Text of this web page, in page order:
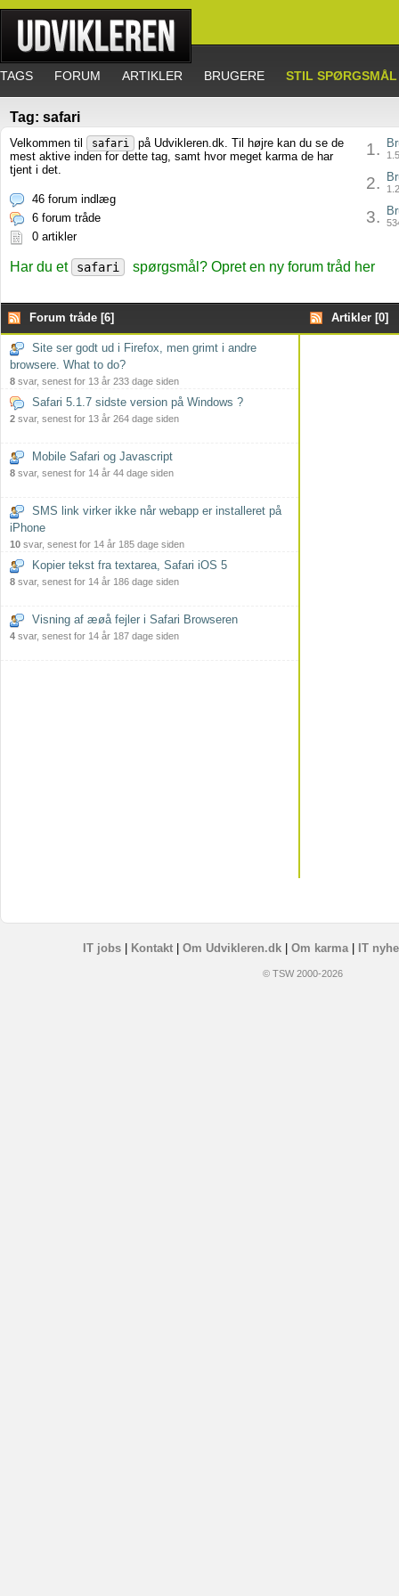
TAGS FORUM ARTIKLER BRUGERE STIL SPØRGSMÅL
Tag: safari
Velkommen til safari
på Udvikleren.dk. Til højre kan du se de
mest aktive inden for dette tag, samt hvor meget karma de har
tjent i det.
46 forum indlæg
6 forum tråde
0 artikler
1.
2.
3.
Har du et safari spørgsmål? Opret en ny forum tråd her
Forum tråde [6] Artikler [0]
Site ser godt ud i Firefox, men grimt i andre
browsere. What to do?
8 svar, senest for 13 år 233 dage siden
Safari 5.1.7 sidste version på Windows ?
2 svar, senest for 13 år 264 dage siden
Mobile Safari og Javascript
8 svar, senest for 14 år 44 dage siden
SMS link virker ikke når webapp er installeret på
iPhone
10 svar, senest for 14 år 185 dage siden
Kopier tekst fra textarea, Safari iOS 5
8 svar, senest for 14 år 186 dage siden
Visning af æøå fejler i Safari Browseren
4 svar, senest for 14 år 187 dage siden
IT jobs| Kontakt| Om Udvikleren.dk| Om karma| IT
© TSW 2000-2026